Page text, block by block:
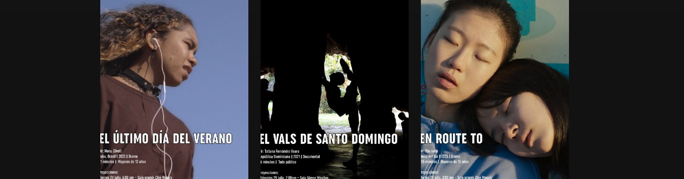
EL ÚLTIMO DÍA DEL
VERANO
EL VALS DE SANTO
DOMINGO
EN ROUTE TO